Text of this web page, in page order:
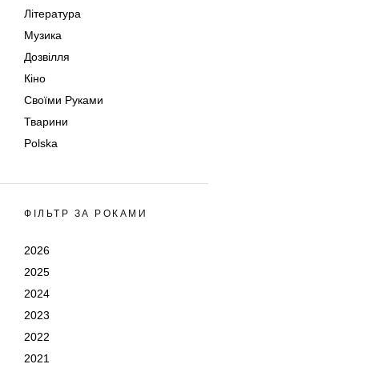
Література
Музика
Дозвілля
Кіно
Своїми Руками
Тварини
Polska
ФІЛЬТР ЗА РОКАМИ
2026
2025
2024
2023
2022
2021